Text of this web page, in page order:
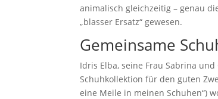
animalisch gleichzeitig – genau
„blasser Ersatz“ gewesen.
Gemeinsame
Idris Elba, seine Frau Sabrina
Schuhkollektion für den guten
eine Meile in meinen Schuhen“)